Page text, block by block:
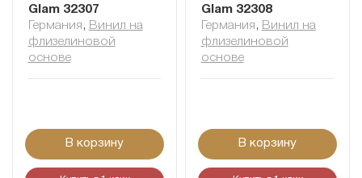
Glam 32307
Германия , Винил на
флизелиновой
основе
В корзину
Glam 32308
Германия , Винил на
флизелиновой
основе
В корзину